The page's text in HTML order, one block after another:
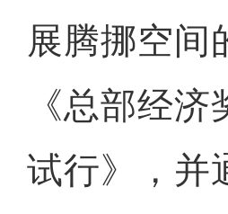
展腾挪空间
《总部经
试行》，并